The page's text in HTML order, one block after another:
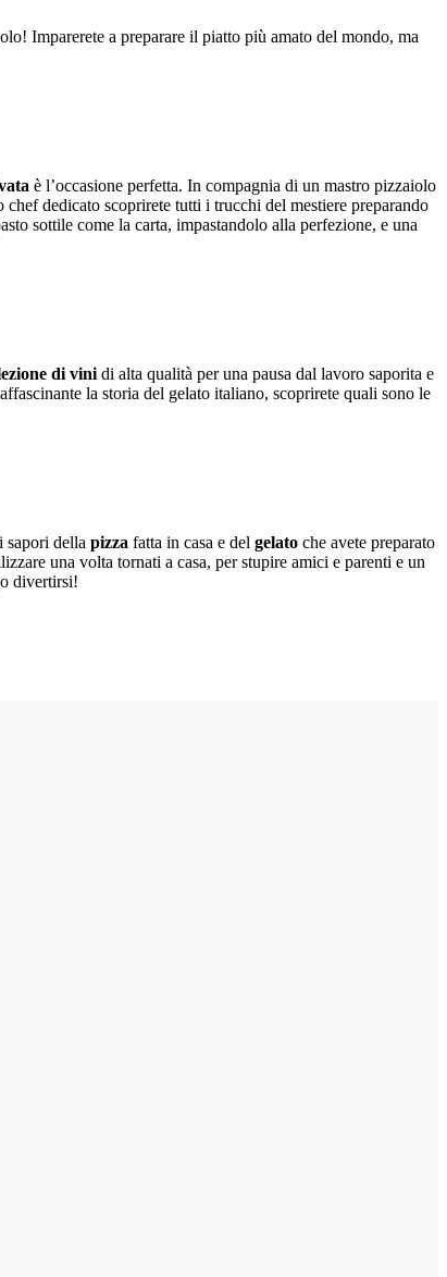
Imparerete a preparare il piatto più amato del mondo, ma
è l’occasione perfetta. In compagnia di un mastro pizzaiolo
dedicato scoprirete tutti i trucchi del mestiere preparando
sottile come la carta, impastandolo alla perfezione, e una
di vini di alta qualità per una pausa dal lavoro saporita e
la storia del gelato italiano, scoprirete quali sono le
sapori della pizza fatta in casa e del gelato che avete preparato
una volta tornati a casa, per stupire amici e parenti e un
divertirsi!